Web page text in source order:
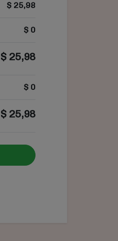
$ 25,98
$ 0
$ 25,98
$ 0
$ 25,98